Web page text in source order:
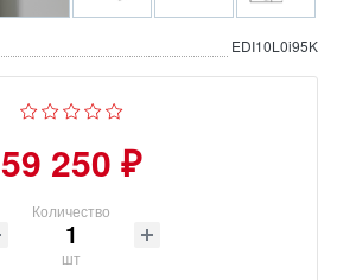
EDI10L0i95K
59 250 ₽
Количество
шт